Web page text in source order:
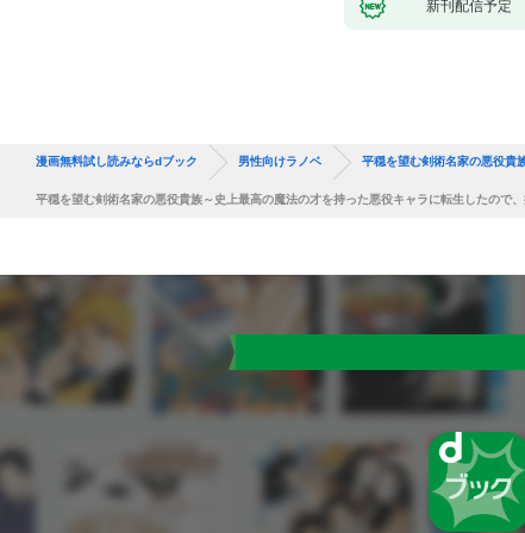
新刊配信予定
漫画無料試し読みならdブック 男性向けラノベ 平穏を望む剣術名家の悪役貴
平穏を望む剣術名家の悪役貴族～史上最高の魔法の才を持った悪役キャラに転生したので